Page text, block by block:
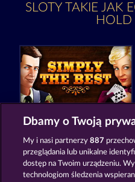
SLOTY TAKIE JAK
HOLD
Simply The Best
Dbamy o Twoją
My i nasi partnerzy887
przeglądania lub unikalne
dostęp na Twoim urządzeniu.
technologiom śledzenia